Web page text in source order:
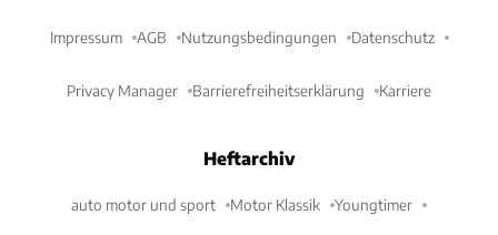
Impressum AGB Nutzungsbedingungen Datenschutz
Privacy Manager Barrierefreiheitserklärung Karriere
Heftarchiv
auto motor und sport Motor Klassik Youngtimer